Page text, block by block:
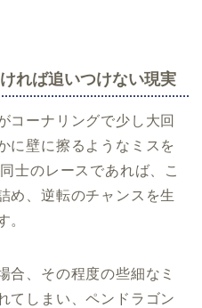
れば追いつけない現実
コーナリングで少し大回
に壁に擦るようなミスを
士のレースであれば、こ
め、逆転のチャンスを生
。
合、その程度の些細なミ
てしまい、ペンドラゴン